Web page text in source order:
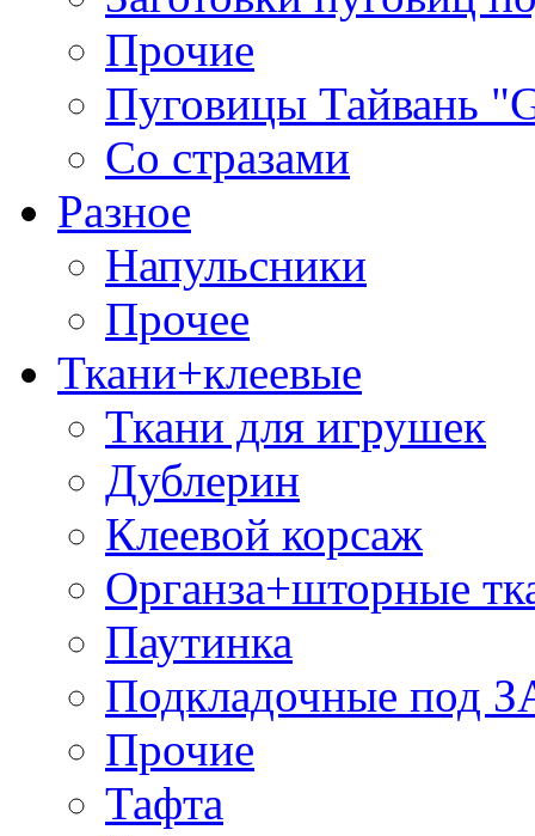
Прочие
Пуговицы Тайвань
Со стразами
Разное
Напульсники
Прочее
Ткани+клеевые
Ткани для игрушек
Дублерин
Клеевой корсаж
Органза+шторные
Паутинка
Подкладочные под
Прочие
Тафта